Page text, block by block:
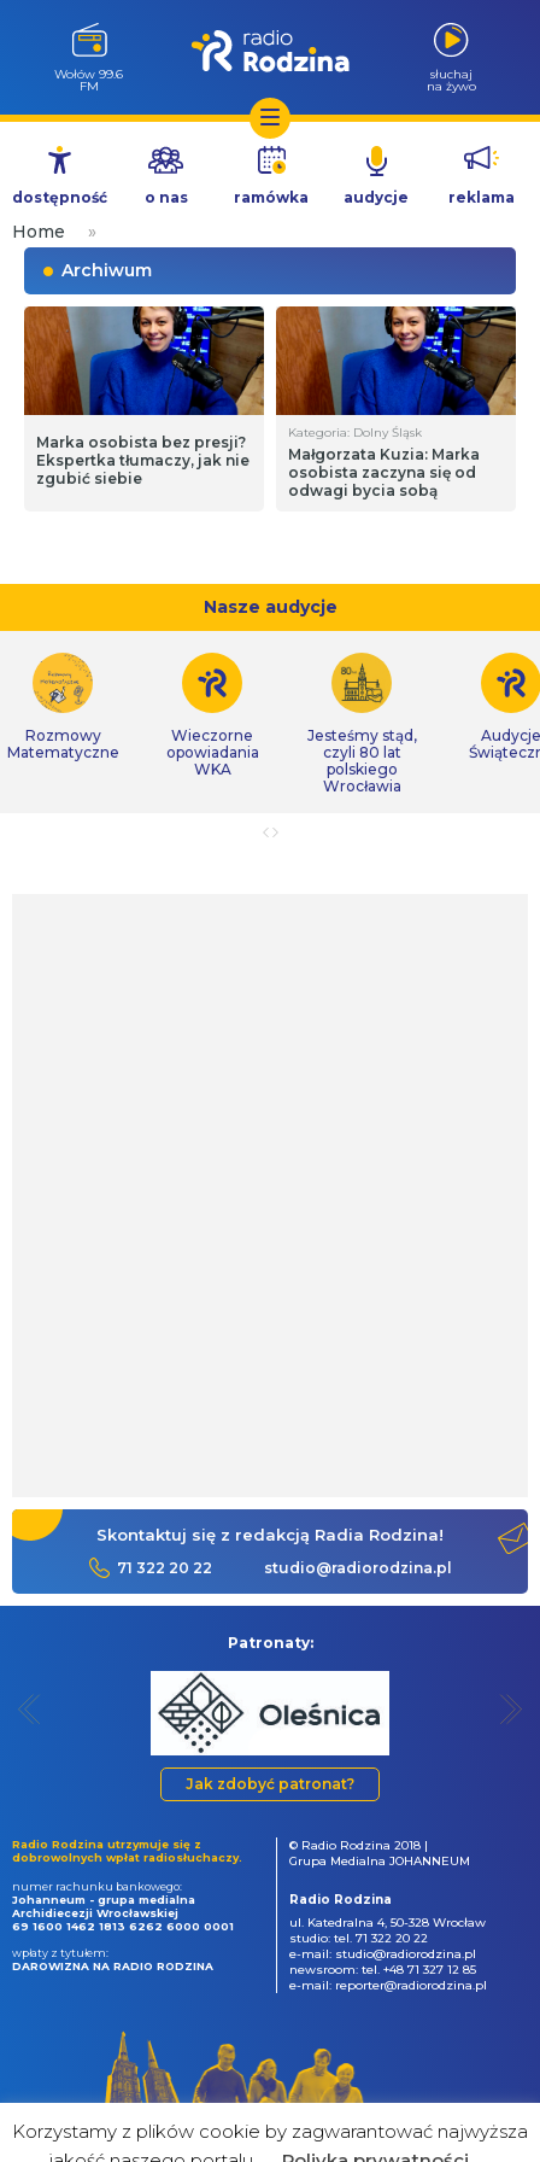
Przejdź
treści
Wołów 99.6
FM
słuchaj
na żywo
dostępność o nas ramówka audycje reklama
Home
»
Archiwum
Marka osobista bez presji?
Ekspertka tłumaczy, jak nie
zgubić siebie
Kategoria: Dolny Śląsk
Małgorzata Kuzia: Marka
osobista zaczyna się od
odwagi bycia sobą
Nasze audycje
Rozmowy
Matematyczne
Wieczorne
opowiadania
WKA
Jesteśmy stąd,
czyli 80 lat
polskiego
Wrocławia
Audycje
Skontaktuj się z redakcją Radia Rodzina!
71 322 20 22 studio@radiorodzina.pl
Patronaty:
Jak zdobyć patronat?
Radio Rodzina utrzymuje się z
dobrowolnych wpłat radiosłuchaczy.
numer rachunku bankowego:
Johanneum - grupa medialna
Archidiecezji Wrocławskiej
69 1600 1462 1813 6262 6000 0001
wpłaty z tytułem:
DAROWIZNA NA RADIO RODZINA
© Radio Rodzina 2018 |
Grupa Medialna JOHANNEUM
Radio Rodzina
ul. Katedralna 4, 50-328 Wrocław
studio: tel. 71 322 20 22
e-mail: studio@radiorodzina.pl
newsroom: tel. +48 71 327 12 85
e-mail: reporter@radiorodzina.pl
Korzystamy z plików cookie by zagwarantować najwyższa